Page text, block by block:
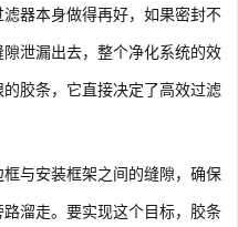
器本身做得再好，如果密封不
泄漏出去，整个净化系统的效
胶条，它直接决定了高效过滤
与安装框架之间的缝隙，确保
溜走。要实现这个目标，胶条